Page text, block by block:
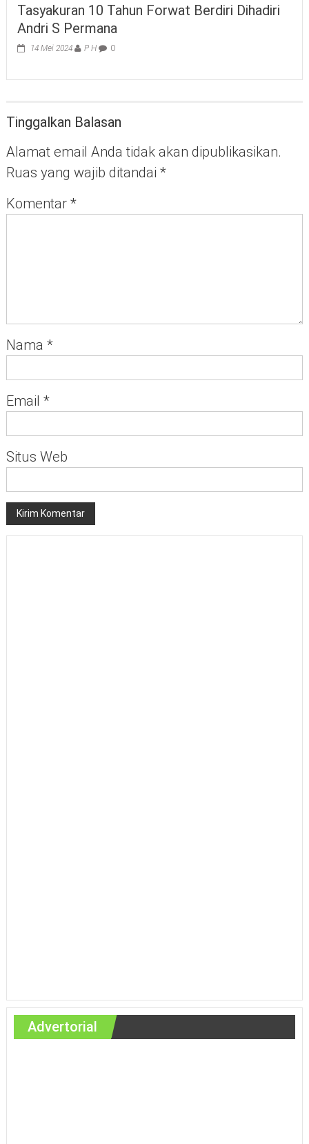
Tasyakuran 10 Tahun Forwat Berdiri Dihadiri
Andri S Permana
14 Mei 2024 P H 0
Tinggalkan Balasan
Alamat email Anda tidak akan dipublikasikan.
Ruas yang wajib ditandai *
Komentar *
Nama *
Email *
Situs Web
Advertorial